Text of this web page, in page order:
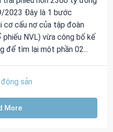
2023 Đây là 1 bước
cấu nợ của tập đoàn
phiếu NVL) vừa công bố kế
để tìm lại một phần 02...
sản
More